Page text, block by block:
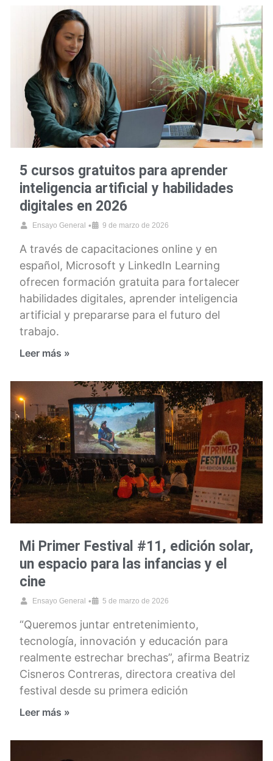
5 cursos gratuitos para aprender
inteligencia artificial y habilidades
digitales en 2026
Ensayo General • 9 de marzo de 2026
A través de capacitaciones online y en
español, Microsoft y LinkedIn Learning
ofrecen formación gratuita para fortalecer
habilidades digitales, aprender inteligencia
artificial y prepararse para el futuro del
trabajo.
Leer más »
Mi Primer Festival #11, edición solar,
un espacio para las infancias y el
cine
Ensayo General • 5 de marzo de 2026
“Queremos juntar entretenimiento,
tecnología, innovación y educación para
realmente estrechar brechas”, afirma Beatriz
Cisneros Contreras, directora creativa del
festival desde su primera edición
Leer más »